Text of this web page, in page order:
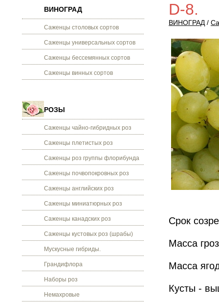
ВИНОГРАД
Саженцы столовых сортов
Саженцы универсальных сортов
Саженцы бессемянных сортов
Саженцы винных сортов
РОЗЫ
Саженцы чайно-гибридных роз
Саженцы плетистых роз
Саженцы роз группы флорибунда
Саженцы почвопокровных роз
Саженцы английских роз
Саженцы миниатюрных роз
Саженцы канадских роз
Саженцы кустовых роз (шрабы)
Мускусные гибриды.
Грандифлора
Наборы роз
Немахровые
D-8.
ВИНОГРАД /
Срок
Масса
Масса
Кусты -